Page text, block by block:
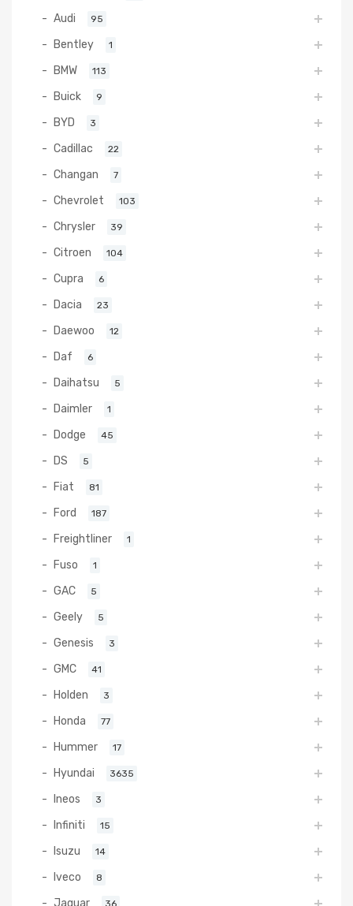
Audi 95
Bentley 1
BMW 113
Buick 9
BYD 3
Cadillac 22
Changan 7
Chevrolet 103
Chrysler 39
Citroen 104
Cupra 6
Dacia 23
Daewoo 12
Daf 6
Daihatsu 5
Daimler 1
Dodge 45
DS 5
Fiat 81
Ford 187
Freightliner 1
Fuso 1
GAC 5
Geely 5
Genesis 3
GMC 41
Holden 3
Honda 77
Hummer 17
Hyundai 3635
Ineos 3
Infiniti 15
Isuzu 14
Iveco 8
Jaguar 36